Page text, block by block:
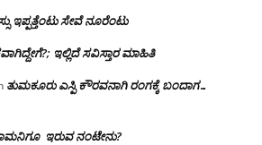
ಇಪ್ಪತ್ತೆಂಟು ಸೇವೆ ನೂರೆಂಟು
ಇಲ್ಲಿದೆ ಸವಿಸ್ತಾರ ಮಾಹಿತಿ
ತುಮಕೂರು ಎಸ್ಪಿ ಕೌರವನಾಗಿ ರಂಗಕ್ಕೆ ಬಂದಾಗ…
ಇರುವ ನಂಟೇನು?